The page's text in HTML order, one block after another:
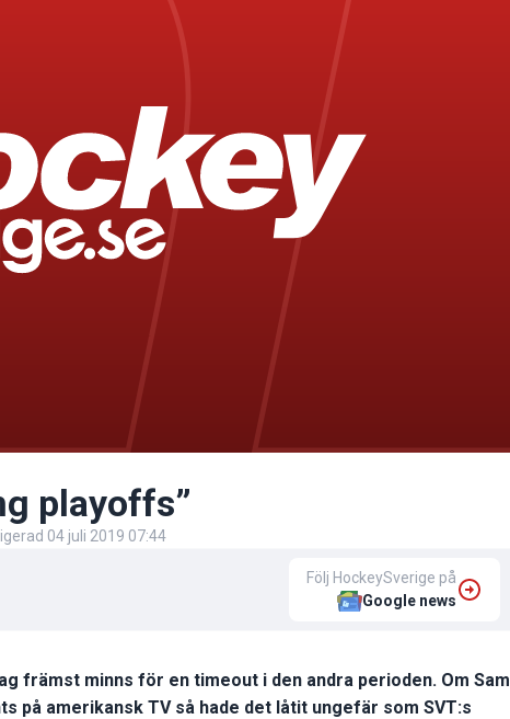
playoffs”
04 juli 2019 07:44
Följ HockeySverige på
Google news
främst minns för en timeout i den andra perioden. Om Sam
på amerikansk TV så hade det låtit ungefär som SVT:s